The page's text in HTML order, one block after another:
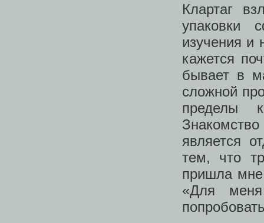
Клартаг
упаковки
изучения и
кажется
бывает в
сложной
пределы
является
тем, что
пришла
«Для